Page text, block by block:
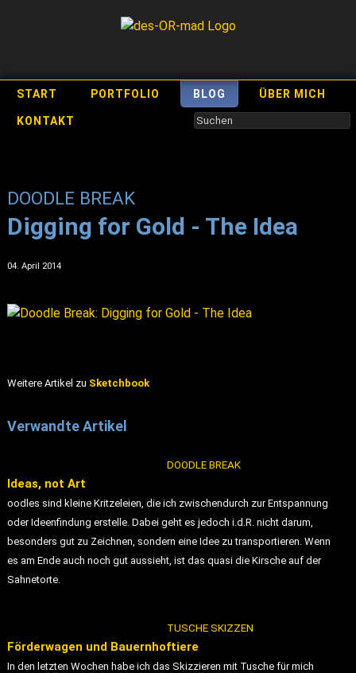
START PORTFOLIO BLOG ÜBER MICH
KONTAKT
DOODLE BREAK
Digging for Gold - The Idea
04. April 2014
Weitere Artikel zu Sketchbook
Verwandte Artikel
DOODLE BREAK
Ideas, not Art
oodles sind kleine Kritzeleien, die ich zwischendurch zur Entspannung
oder Ideenfindung erstelle. Dabei geht es jedoch i.d.R. nicht darum,
besonders gut zu Zeichnen, sondern eine Idee zu transportieren. Wenn
es am Ende auch noch gut aussieht, ist das quasi die Kirsche auf der
Sahnetorte.
TUSCHE SKIZZEN
Förderwagen und Bauernhoftiere
In den letzten Wochen habe ich das Skizzieren mit Tusche für mich